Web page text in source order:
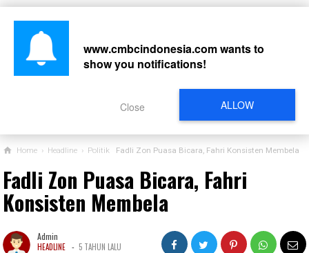
Home › Headline › Politik Fadli Zon Puasa Bicara, Fahri Konsisten Membela
Fadli Zon Puasa Bicara, Fahri
Konsisten Membela
Admin
HEADLINE - 5 TAHUN LALU
www.cmbcindonesia.comwants to
show you notifications!
ALLOW
Close